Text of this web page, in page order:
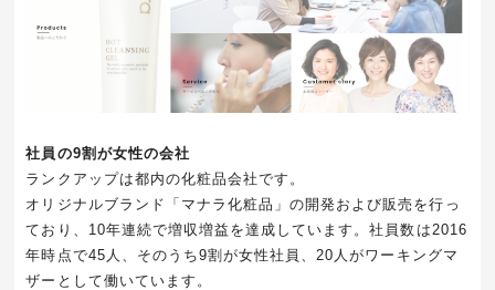
社員の9割が女性の会社
ランクアップは都内の化粧品会社です。
オリジナルブランド「マナラ化粧品」の開発および販売を行っ
ており、 10年連続で増収増益を達成しています。社員数は 2016
年時点で45 人、そのうち9割が女性社員、 20 人がワーキングマ
ザーとして働いています。